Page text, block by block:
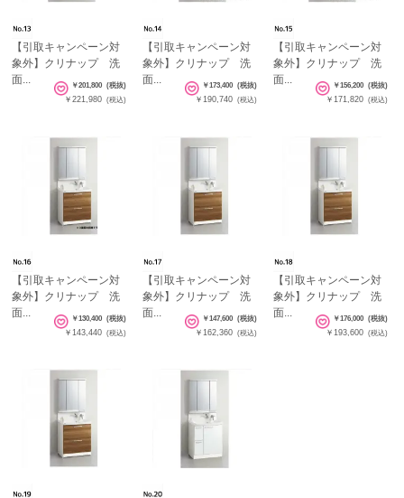
【引取キャンペーン対
象外】クリナップ 洗
面...
￥201,800 (税抜)
￥221,980 (税込)
【引取キャンペーン対
象外】クリナップ 洗
面...
￥173,400 (税抜)
￥190,740 (税込)
【引取キャンペーン対
象外】クリナップ 洗
面...
￥156,200 (税抜)
￥171,820 (税込)
【引取キャンペーン対
象外】クリナップ 洗
面...
￥130,400 (税抜)
￥143,440 (税込)
【引取キャンペーン対
象外】クリナップ 洗
面...
￥147,600 (税抜)
￥162,360 (税込)
【引取キャンペーン対
象外】クリナップ 洗
面...
￥176,000 (税抜)
￥193,600 (税込)